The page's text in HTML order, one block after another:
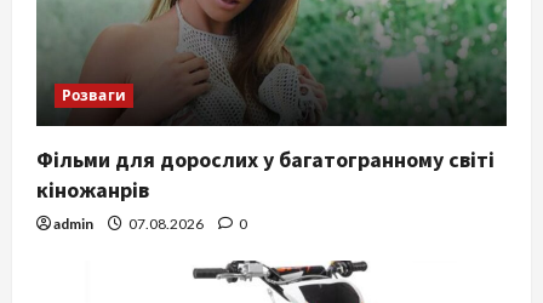
Розваги
Фільми для дорослих у багатогранному світі
кіножанрів
admin 07.08.2026 0